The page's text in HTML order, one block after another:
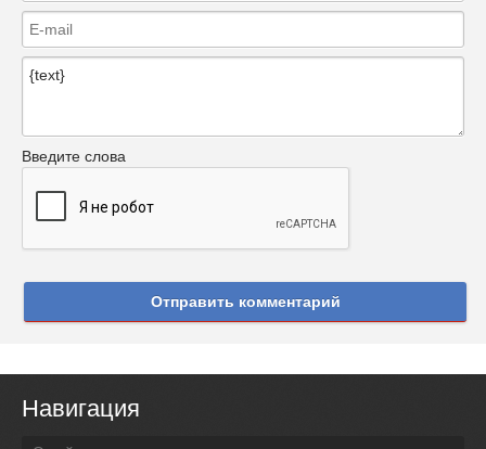
Введите слова
Отправить комментарий
Навигация